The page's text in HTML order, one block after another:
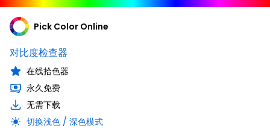
Pick Color Online
对比度检查器
在线拾色器
永久免费
无需下载
切换浅色 / 深色模式